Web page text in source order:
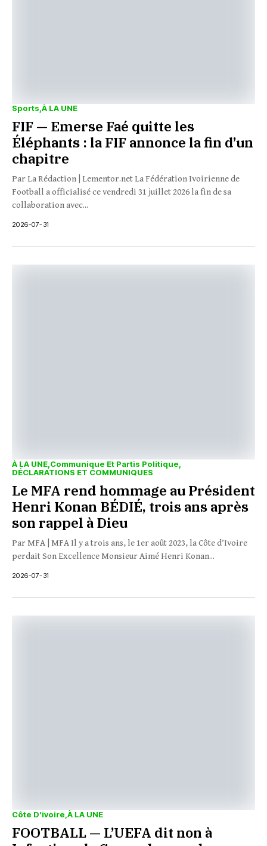
Sports À LA UNE
FIF — Emerse Faé quitte les
Éléphants : la FIF annonce la fin d’un
chapitre
Par La Rédaction | Lementor.net La Fédération Ivoirienne de
Football a officialisé ce vendredi 31 juillet 2026 la fin de sa
collaboration avec...
2026-07-31
À LA UNE Communique Et Partis Politique
DÉCLARATIONS ET COMMUNIQUES
Le MFA rend hommage au Président
Henri Konan BÉDIÉ, trois ans après
son rappel à Dieu
Par MFA | MFA Il y a trois ans, le 1er août 2023, la Côte d’Ivoire
perdait Son Excellence Monsieur Aimé Henri Konan...
2026-07-31
Côte D’ivoire À LA UNE
FOOTBALL — L’UEFA dit non à